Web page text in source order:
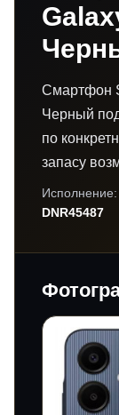
Смартфон
Черный
по
запасу
Исполнение:
DNR45487